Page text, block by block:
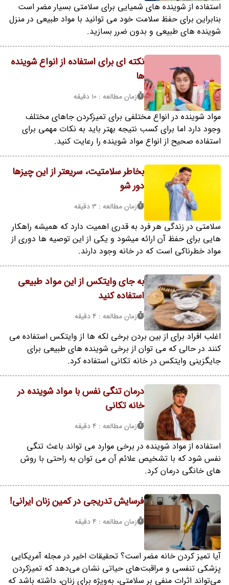
استفاده از شوینده های شمیایی برای سلامتی بسیار مضر است
بنابراین برای حفظ سلامت خود می توانید با مواد طبیعی در منزل
شوینده های طبیعی و بدون ضرر بسازید.
نکته ای برای استفاده از انواع شوینده
ها
زمان مطالعه : 10 دقیقه
مواد شوینده در انواع مختلفی برای تمیزکردن جاهای مختلف
وجود دارد اما برای کسب نتیجه بهتر باید به نکات مهمی برای
استفاده صحیح از انواع مواد شوینده را رعایت کنید.
بخاطر سلامتیت، سریعتر از این چیزها
دور شو
زمان مطالعه : 3 دقیقه
سلامتی در زندگی هر فرد به قدری اهمیت دارد که همیشه راهکار
هایی برای حفظ آن ارائه میشود و یکی از این توصیه ها دوری از
مواد خطرناکی است که در خانه وجود دارند.
به جای وایتکس از این مواد طبیعی
استفاده کنید
زمان مطالعه : 4 دقیقه
اغلب افراد برای از بین بردن برخی لکه ها از وایتکس استفاده می
کنند در حالی که می توان از برخی شوینده های طبیعی برای
جایگزینی وایتکس در خانه تکانی استفاده کرد.
درمان تنگی نفس با مواد شوینده در
خانه تکانی
زمان مطالعه : 4 دقیقه
استفاده از مواد شوینده در برخی موارد می تواند باعث تنگی
نفس شود که با تشخیص علائم آن می توان به راحتی با روش
های خانگی درمان کرد.
فرسایش تدریجی در کمین زنان ایرانی!
زمان مطالعه : 4 دقیقه
آیا تمیز کردن خانه مضر است؟ تحقیقات اخیر در مجله آمریکایی
پزشکی تنفسی و مراقبت‌های حیاتی نشان می‌دهد که تمیزکردن
می‌تواند اثرات منفی بر سلامتی، به‌ویژه برای زنان، داشته باشد که